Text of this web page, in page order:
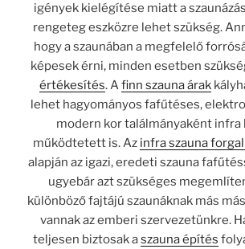
igények kielégítése miatt a
rengeteg eszközre lehet szükség.
hogy a szaunában a megfelelő
képesek érni, minden esetben
értékesítés. Afinn szauna árak
lehet hagyományos fafűtéses,
modern kor találmányaként infra
működtetett is. Az infra szauna
alapján az igazi, eredeti szauna
ugyebár azt szükséges
különböző fajtájú szaunáknak más
vannak az emberi szervezetünkre.
teljesen biztosak aszauna építés